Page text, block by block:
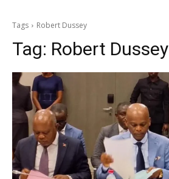
Tags Robert Dussey
Tag: Robert Dussey